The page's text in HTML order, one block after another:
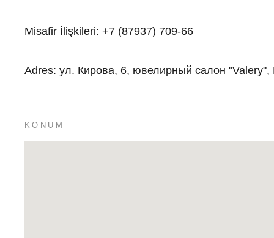
Misafir İlişkileri: +7 (87937) 709-66
Adres: ул. Кирова, 6, ювелирный салон "Valery",
KONUM